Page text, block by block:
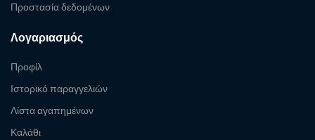
Προστασία δεδομένων
Λογαριασμός
Προφίλ
Ιστορικό παραγγελιών
Λίστα αγαπημένων
Καλάθι